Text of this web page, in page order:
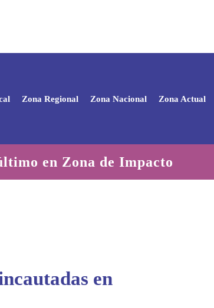
Zona Regional Zona Nacional Zona Actual
en Zona de Impacto
en